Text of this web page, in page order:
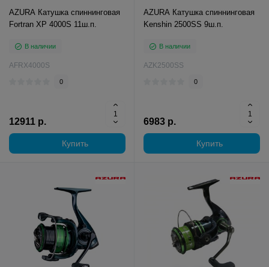
AZURA Катушка спиннинговая
Fortran XP 4000S 11ш.п.
В наличии
AFRX4000S
0
12911 р.
Купить
AZURA Катушка спиннинговая
Kenshin 2500SS 9ш.п.
В наличии
AZK2500SS
0
6983 р.
Купить